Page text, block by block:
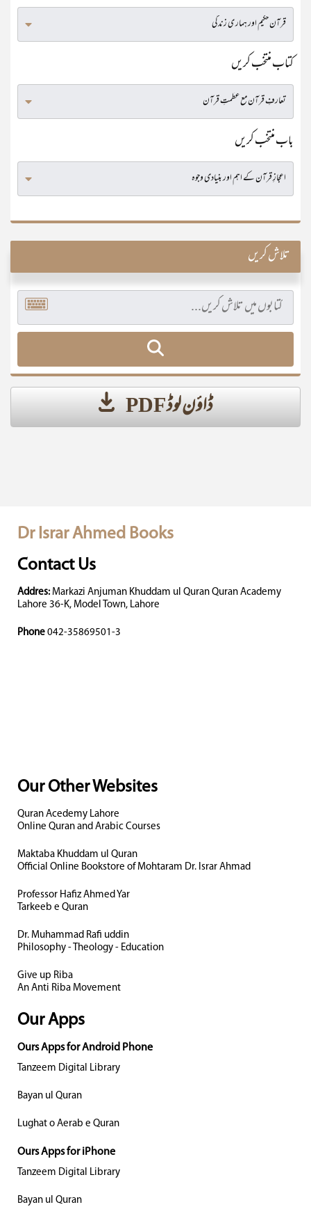
کتاب منتخب کریں
باب منتخب کریں
تلاش کریں
ڈاؤن لوڈ PDF
Dr Israr Ahmed Books
Contact Us
Addres: Markazi Anjuman Khuddam ul Quran Quran Academy
Lahore 36-K, Model Town, Lahore
Phone 042-35869501-3
Our Other Websites
Quran Acedemy Lahore
Online Quran and Arabic Courses
Maktaba Khuddam ul Quran
Official Online Bookstore of Mohtaram Dr. Israr Ahmad
Professor Hafiz Ahmed Yar
Tarkeeb e Quran
Dr. Muhammad Rafi uddin
Philosophy - Theology - Education
Give up Riba
An Anti Riba Movement
Our Apps
Ours Apps for Android Phone
Tanzeem Digital Library
Bayan ul Quran
Lughat o Aerab e Quran
Ours Apps for iPhone
Tanzeem Digital Library
Bayan ul Quran